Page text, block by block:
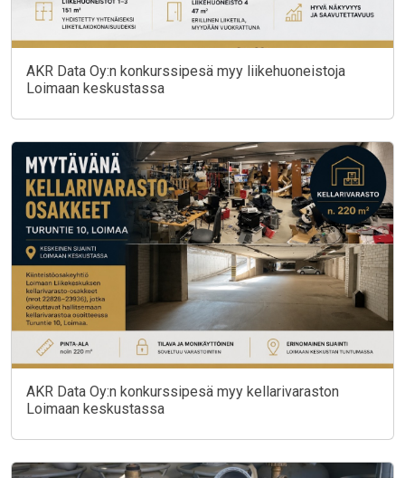
AKR Data Oy:n konkurssipesä myy liikehuoneistoja
Loimaan keskustassa
AKR Data Oy:n konkurssipesä myy kellarivaraston
Loimaan keskustassa